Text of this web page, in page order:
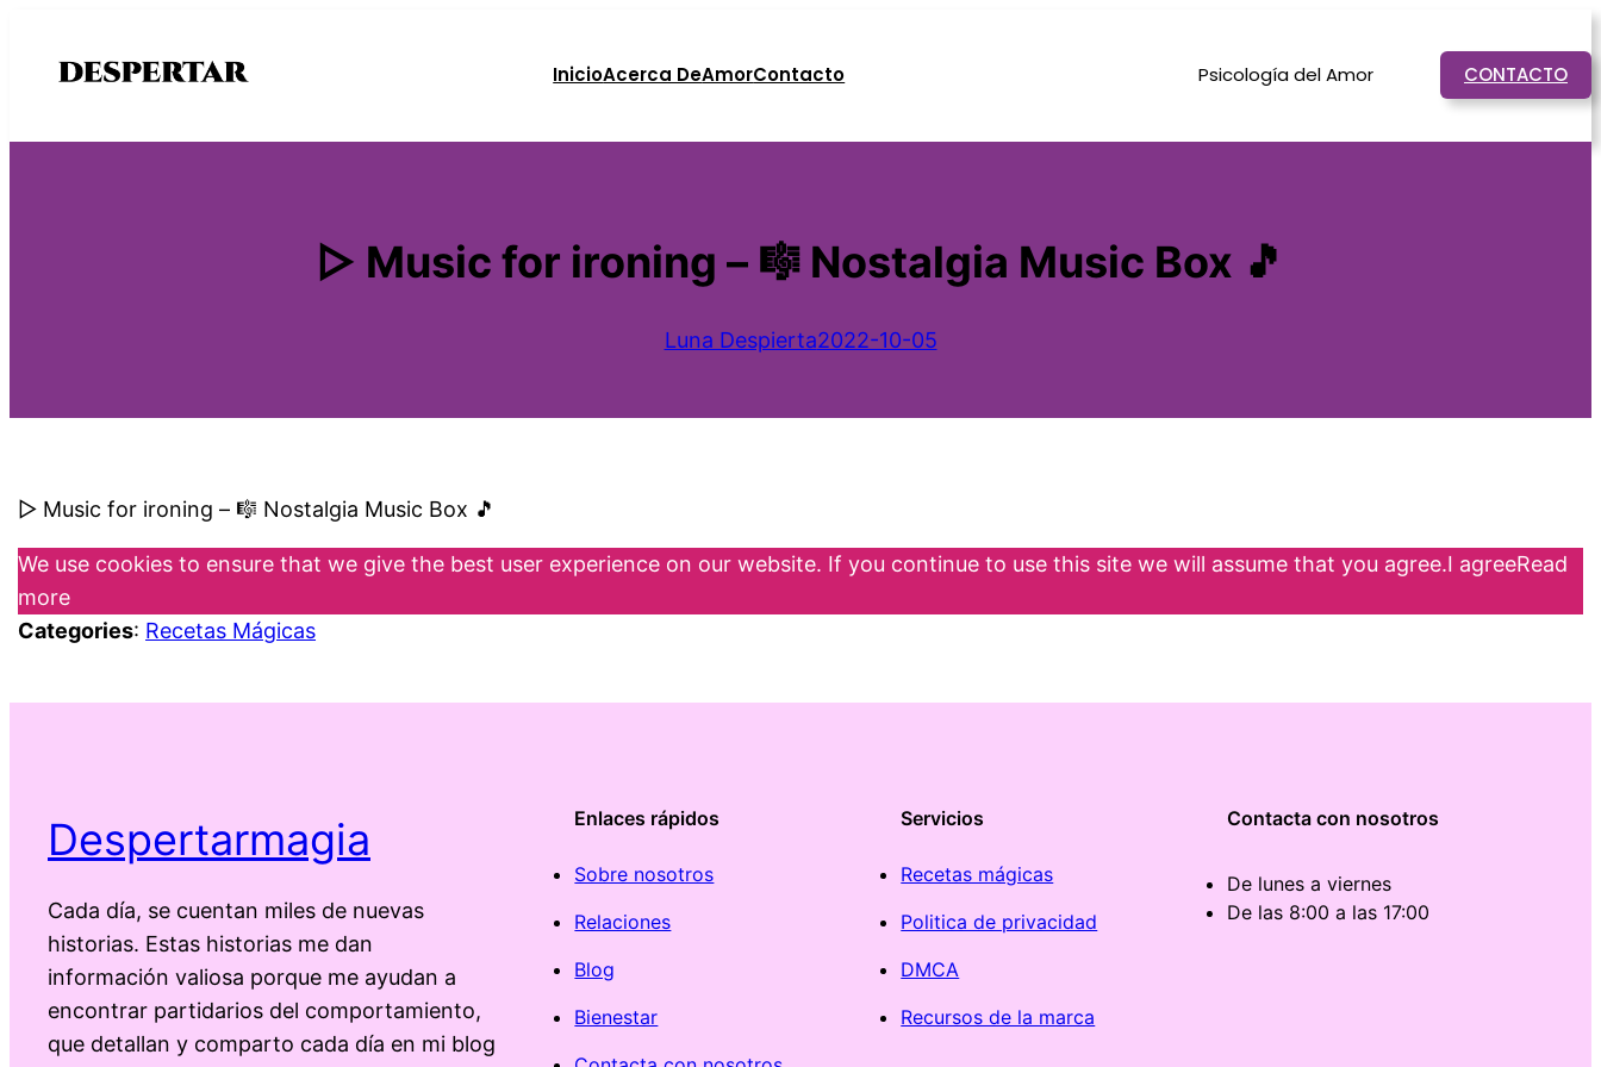
InicioAcerca DeAmorContacto Psicología del Amor CONTACTO
▷ Music for ironing – 🎼 Nostalgia Music Box 🎵
Luna Despierta2022-10-05
▷ Music for ironing – 🎼 Nostalgia Music Box 🎵
We use cookies to ensure that we give the best user experience on our website. If you continue to use this site we will assume that you agree.I agreeRead
more
Categories: Recetas Mágicas
Despertarmagia
Cada día, se cuentan miles de nuevas
historias. Estas historias me dan
información valiosa porque me ayudan a
encontrar partidarios del comportamiento,
que detallan y comparto cada día en mi blog
Enlaces rápidos
Sobre nosotros
Relaciones
Blog
Bienestar
Servicios
Recetas mágicas
Politica de privacidad
DMCA
Recursos de la marca
Contacta con nosotros
De lunes a viernes
De las 8:00 a las 17:00